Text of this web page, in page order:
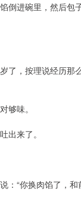
进碗里，然后包
了，按理说经历那
够味。
出来了。
：“你换肉馅了，
1.42%